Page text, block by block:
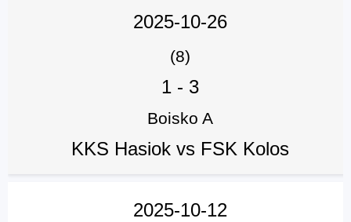
2025-10-26
(8)
1 - 3
Boisko A
KKS Hasiok vs FSK Kolos
2025-10-12